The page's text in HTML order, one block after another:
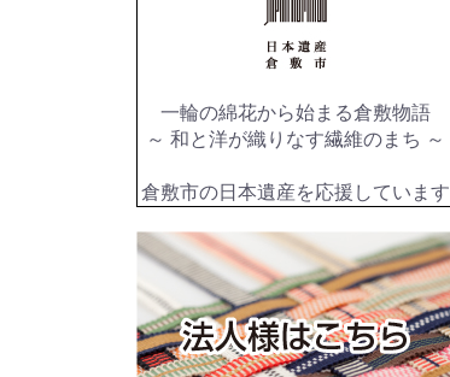
一輪の綿花から始まる倉敷物語
～ 和と洋が織りなす繊維のまち ～
倉敷市の日本遺産を応援しています